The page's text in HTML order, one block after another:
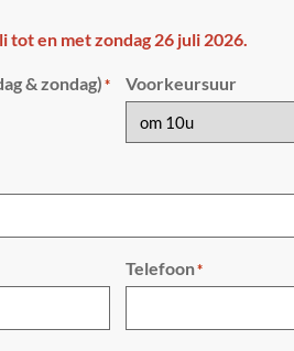
en met zondag 26 juli 2026.
& zondag)* Voorkeursuur
Telefoon*